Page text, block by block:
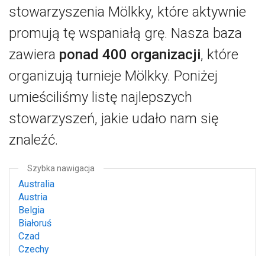
stowarzyszenia Mölkky, które aktywnie
promują tę wspaniałą grę. Nasza baza
zawiera ponad 400 organizacji, które
organizują turnieje Mölkky. Poniżej
umieściliśmy listę najlepszych
stowarzyszeń, jakie udało nam się
znaleźć.
Szybka nawigacja
Australia
Austria
Belgia
Białoruś
Czad
Czechy